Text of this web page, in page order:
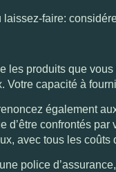
faire:
les produits que
Votre capacité à
également
d’être confrontés
avec tous les coûts
police